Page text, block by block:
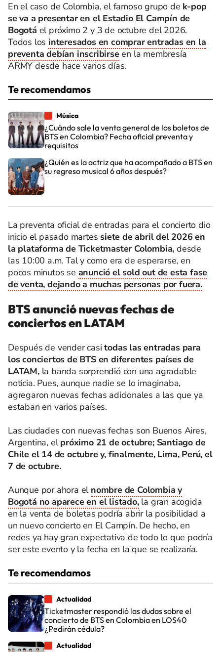
En el caso de Colombia, el famoso grupo de k-pop
se va a presentar en el Estadio El Campín de
Bogotá el próximo 2 y 3 de octubre del 2026.
Todos los interesados en comprar entradas en la
preventa debían inscribirseen la membresía
ARMY desde hace varios días.
Te recomendamos
Música
¿Cuándo sale la venta general de los boletos de
BTS en Colombia? Fecha oficial preventa y
requisitos
¿Quién es la actriz que ha acompañado a BTS en
su regreso musical 6 años después?
La preventa oficial de entradas para el concierto dio
inicio el pasado martes siete de abril del 2026 en
la plataforma de Ticketmaster Colombia, desde
las 10:00 a.m. Tal y como era de esperarse, en
pocos minutos se anunció el sold out de esta fase
de venta, dejando a muchas personas por fuera.
BTS anunció nuevas fechas de
conciertos en LATAM
Después de vender casitodas las entradas para
los conciertos de BTS en diferentes países de
LATAM, la banda sorprendió con una agradable
noticia. Pues, aunque nadie se lo imaginaba,
agregaron nuevas fechas adicionales a las que ya
estaban en varios países.
Las ciudades con nuevas fechas son Buenos Aires,
Argentina, elpróximo 21 de octubre; Santiago de
Chile el 14 de octubre y, finalmente, Lima, Perú, el
7 de octubre.
Aunque por ahora el nombre de Colombia y
Bogotá no aparece en el listado,la gran acogida
en la venta de boletas podría abrir la posibilidad a
un nuevo concierto en El Campín. De hecho, en
redes ya hay gran expectativa de todo lo que podría
ser este evento y la fecha en la que se realizaría.
Te recomendamos
Actualidad
Ticketmaster respondió las dudas sobre el
concierto de BTS en Colombia en LOS40
¿Pedirán cédula?
Actualidad